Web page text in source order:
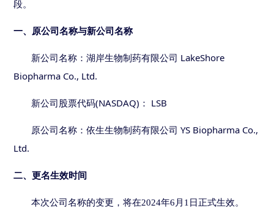
段。
一、原公司名称与新公司名称
新公司名称：湖岸生物制药有限公司 LakeShore
Biopharma Co., Ltd.
新公司股票代码(NASDAQ) ： LSB
原公司名称：依生生物制药有限公司 YS Biopharma Co.,
Ltd.
二、更名生效时间
本次公司名称的变更 ，将在2024年6月1日 正式生效。